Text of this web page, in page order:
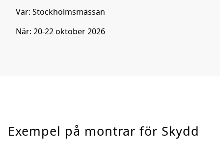
Var: Stockholmsmässan
När: 20-22 oktober 2026
Exempel på montrar för Skydd